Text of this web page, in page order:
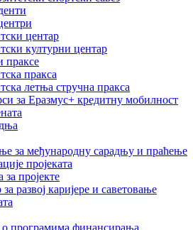
центар
културни центар
праксе
пракса
летња стручна пракса
за Еразмус+ кредитну мобилност
за међународну сарадњу и праћење
пројеката
пројекте
развој каријере и саветовање
програмима финансирања